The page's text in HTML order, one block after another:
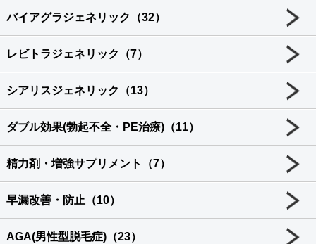
バイアグラジェネリック（32）
レビトラジェネリック（7）
シアリスジェネリック（13）
ダブル効果(勃起不全・PE治療)（11）
精力剤・増強サプリメント（7）
早漏改善・防止（10）
AGA(男性型脱毛症)（23）